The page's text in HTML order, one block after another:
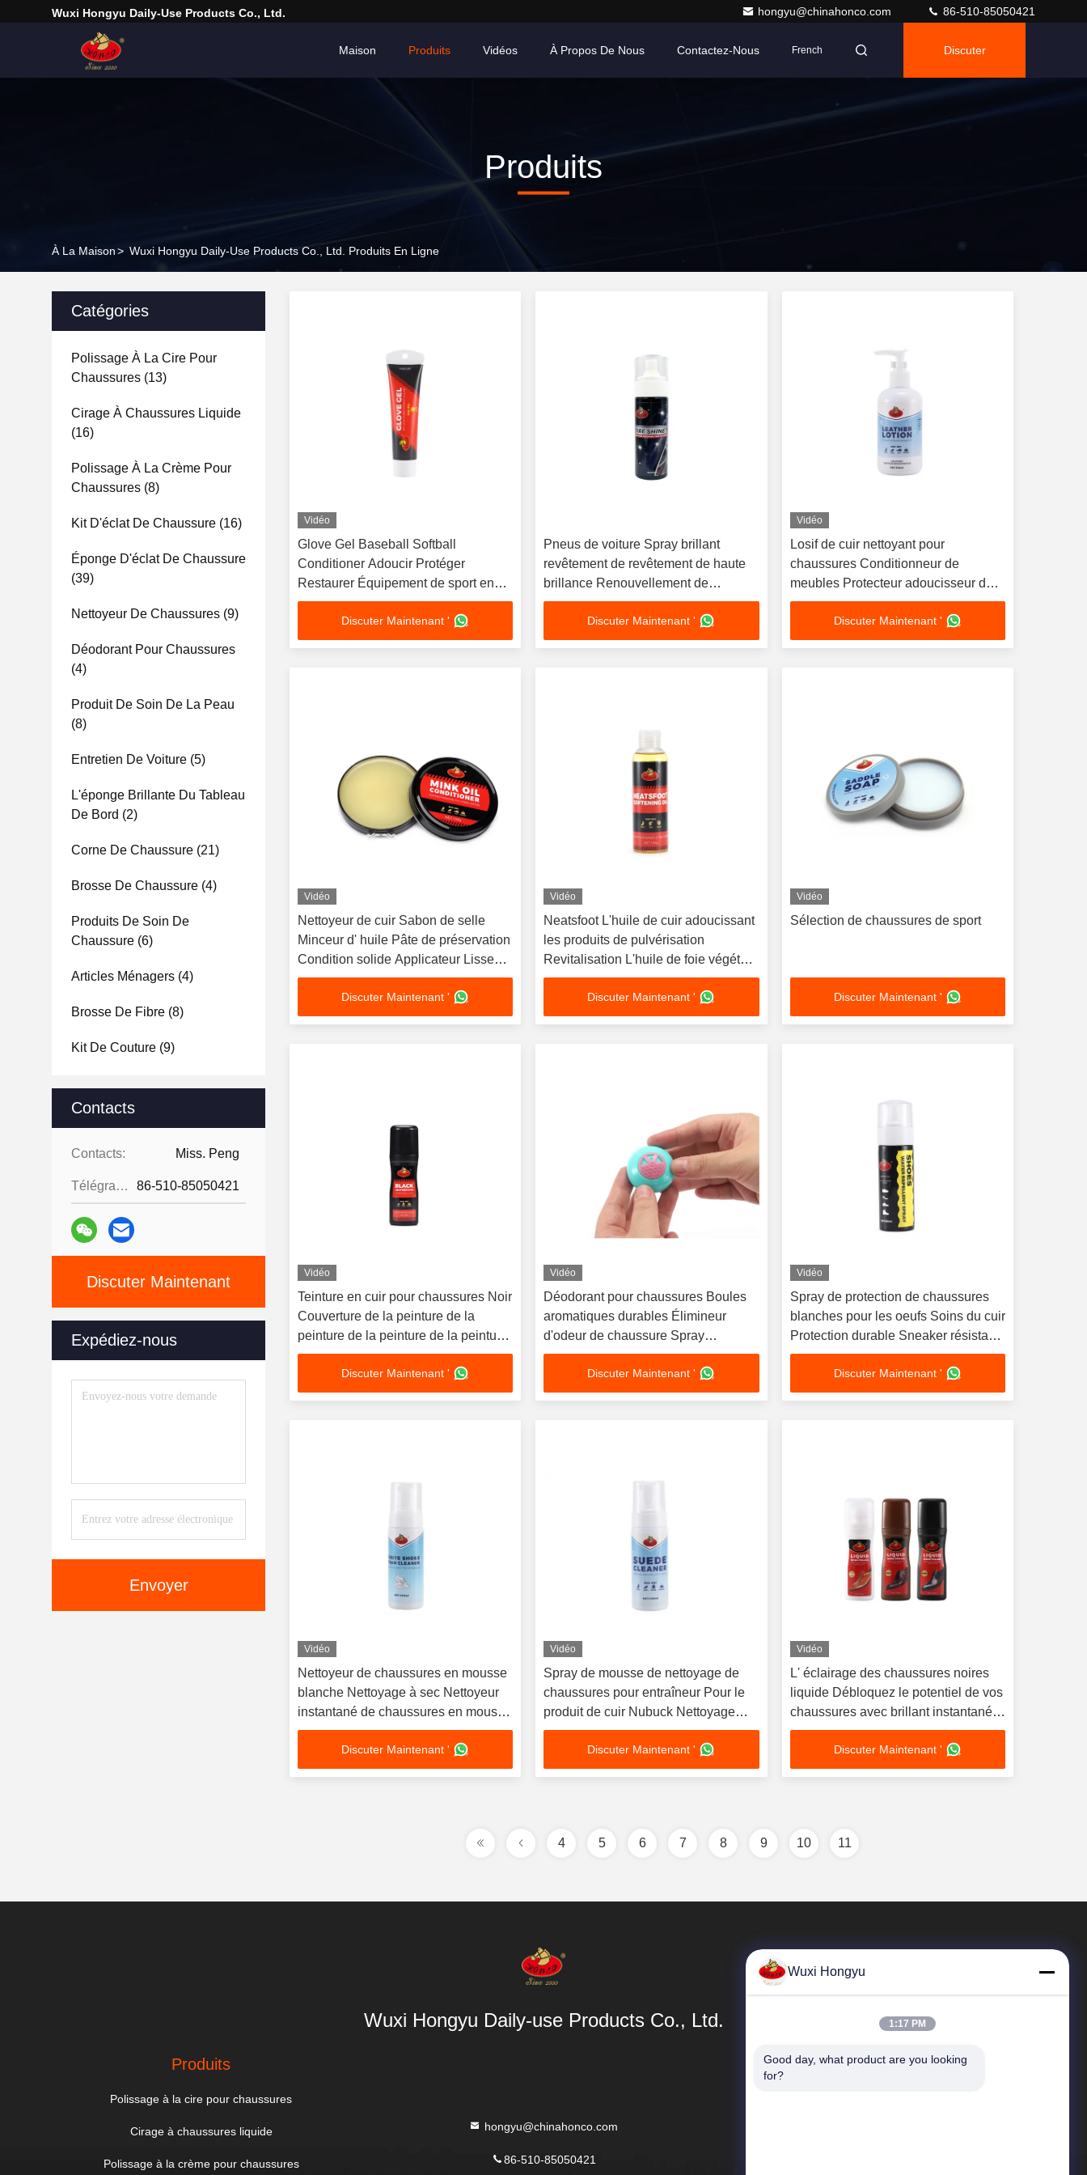
Wuxi Hongyu Daily-Use Products Co., Ltd. hongyu@chinahonco.com 86-510-85050421
Maison Produits Vidéos À Propos De Nous Contactez-Nous French Discuter
Produits
À La Maison> Wuxi Hongyu Daily-Use Products Co., Ltd. Produits En Ligne
Catégories
Polissage À La Cire Pour
Chaussures (13)
Cirage À Chaussures Liquide
(16)
Polissage À La Crème Pour
Chaussures (8)
Kit D'éclat De Chaussure (16)
Éponge D'éclat De Chaussure
(39)
Nettoyeur De Chaussures (9)
Déodorant Pour Chaussures
(4)
Produit De Soin De La Peau
(8)
Entretien De Voiture (5)
L'éponge Brillante Du Tableau
De Bord (2)
Corne De Chaussure (21)
Brosse De Chaussure (4)
Produits De Soin De
Chaussure (6)
Articles Ménagers (4)
Brosse De Fibre (8)
Kit De Couture (9)
Contacts
Contacts: Miss. Peng
Télégramme: 86-510-85050421
Discuter Maintenant
Expédiez-nous
Envoyer
Vidéo
Glove Gel Baseball Softball
Conditioner Adoucir Protéger
Restaurer Équipement de sport en
cuir Protéger l' huile
Discuter Maintenant '
Pneus de voiture Spray brillant
revêtement de revêtement de haute
brillance Renouvellement de
pulvérisation roue nettoyant
pulvérisable extra brillant
Discuter Maintenant '
Vidéo
Losif de cuir nettoyant pour
chaussures Conditionneur de
meubles Protecteur adoucisseur de
cuir lisse
Discuter Maintenant '
Vidéo
Nettoyeur de cuir Sabon de selle
Minceur d' huile Pâte de préservation
Condition solide Applicateur Lisseur
de cuir Vinyle réparation
Discuter Maintenant '
Vidéo
Neatsfoot L'huile de cuir adoucissant
les produits de pulvérisation
Revitalisation L'huile de foie végétale
bronzée
Discuter Maintenant '
Vidéo
Sélection de chaussures de sport
Discuter Maintenant '
Vidéo
Teinture en cuir pour chaussures Noir
Couverture de la peinture de la
peinture de la peinture de la peinture
de la peinture de la peinture de la
peinture de la peinture de la peinture
de la peinture de la peinture de la
peinture de la peinture de la peinture
Discuter Maintenant '
Vidéo
Déodorant pour chaussures Boules
aromatiques durables Élimineur
d'odeur de chaussure Spray
Combattant rafraîchissant pour frais
Discuter Maintenant '
Vidéo
Spray de protection de chaussures
blanches pour les oeufs Soins du cuir
Protection durable Sneaker résistant
à l'eau étanche
Discuter Maintenant '
Vidéo
Nettoyeur de chaussures en mousse
blanche Nettoyage à sec Nettoyeur
instantané de chaussures en mousse
riche sans lavage
Discuter Maintenant '
Vidéo
Spray de mousse de nettoyage de
chaussures pour entraîneur Pour le
produit de cuir Nubuck Nettoyage
instantané de la mousse de lavage
de chaussuresDiscuter Maintenant '
Vidéo
L' éclairage des chaussures noires
liquide Débloquez le potentiel de vos
chaussures avec brillant instantané
Noir Brun neutre
Discuter Maintenant '
4 5 6 7 8 9 10 11
Wuxi Hongyu Daily-use Products Co., Ltd.
Produits
Polissage à la cire pour chaussures
Cirage à chaussures liquide
Polissage à la crème pour chaussures
hongyu@chinahonco.com
86-510-85050421
Liens Rapides
Wuxi Hongyu
1:17 PM
Good day, what product are you looking
for?